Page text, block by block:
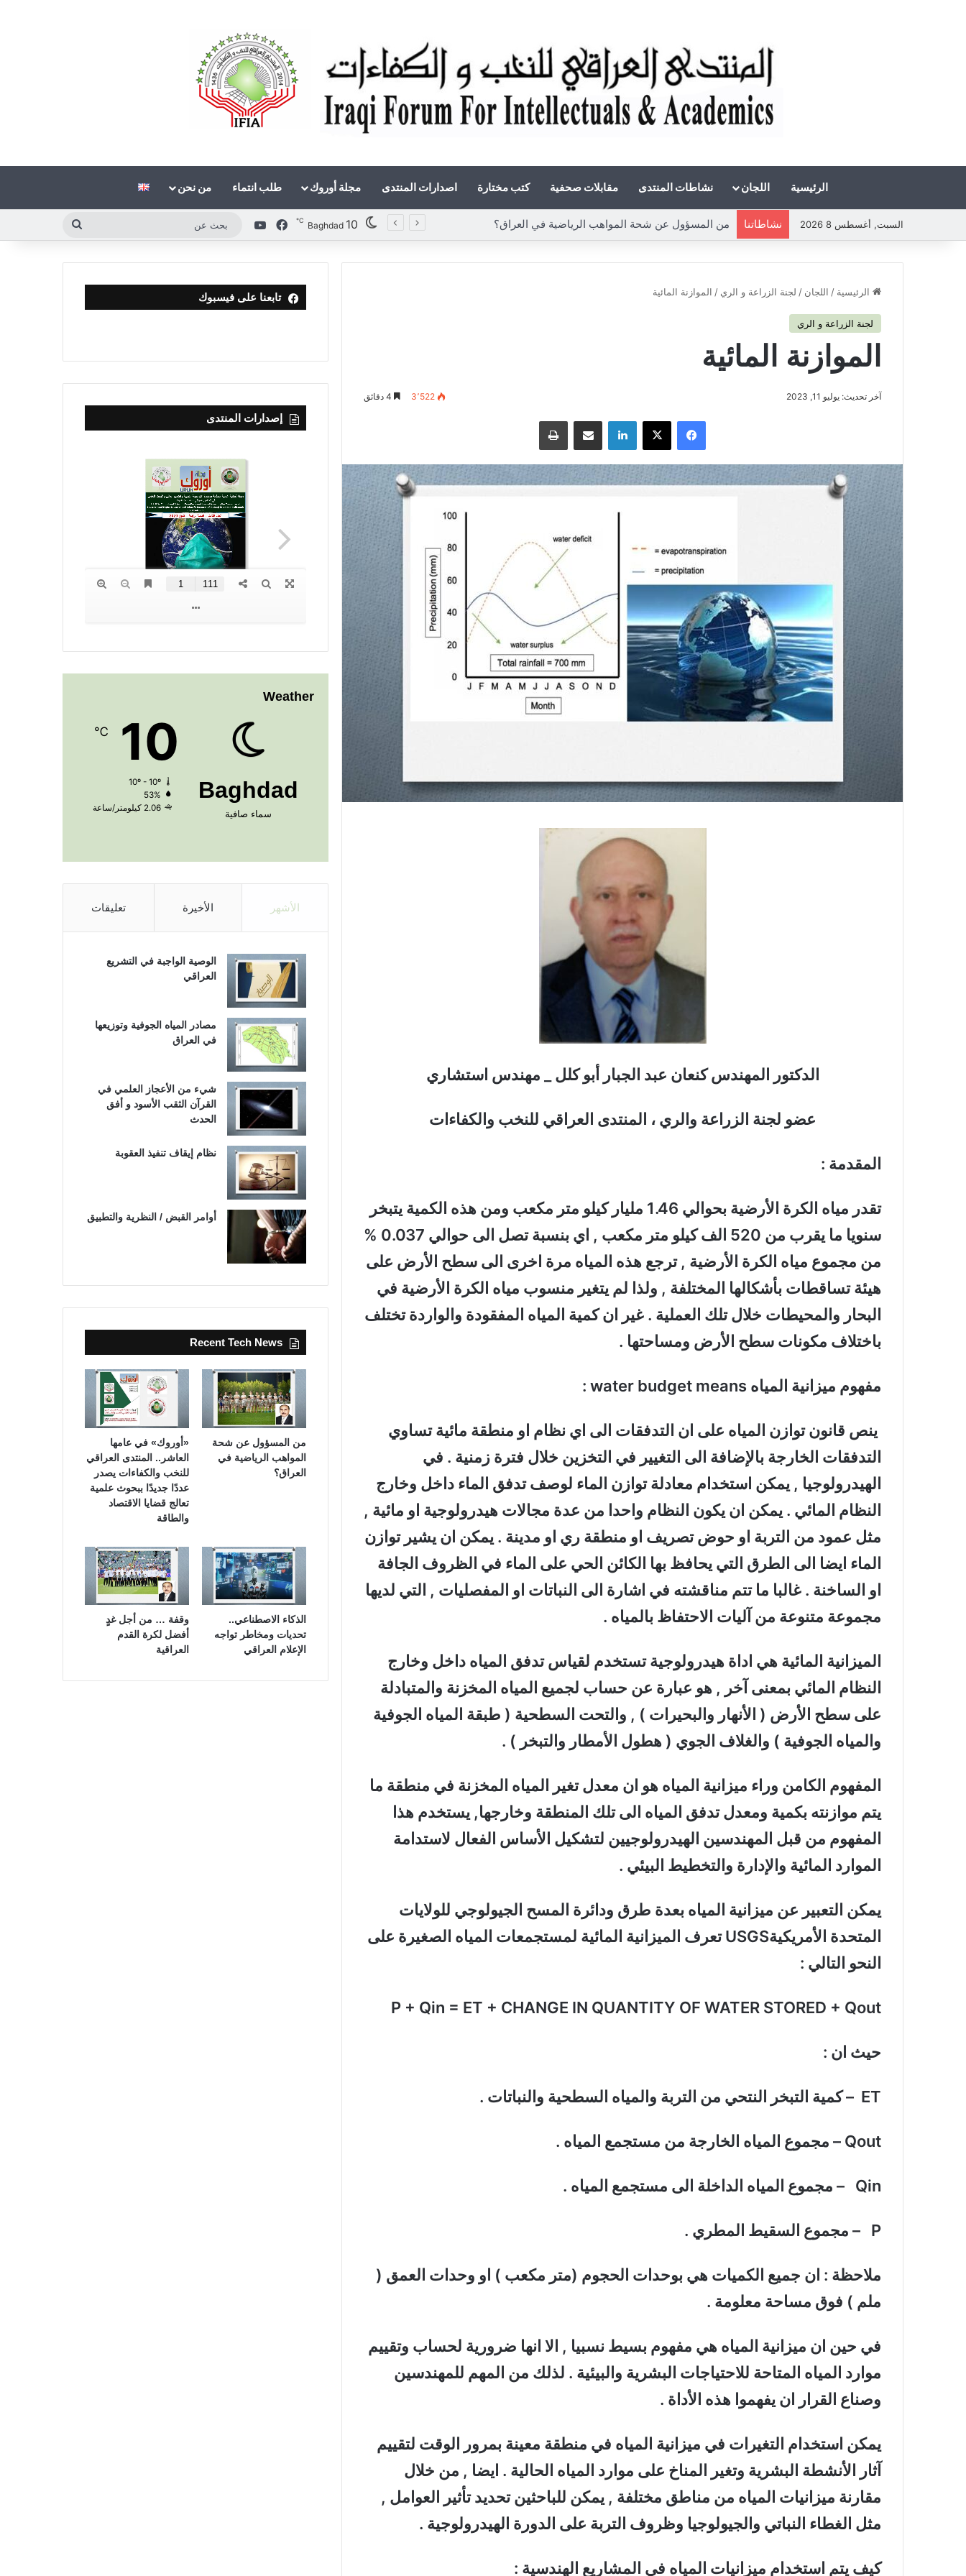
الرئيسية اللجان نشاطات المنتدى مقابلات صحفية كتب مختارة اصدارات المنتدى مجلة أوروك طلب انتماء من نحن
السبت, أغسطس 8 2026 نشاطاتنا من المسؤول عن شحة المواهب الرياضية في العراق؟ Baghdad 10
℃ فيسبوك‫YouTube
الرئيسية / اللجان / لجنة الزراعة و الري / الموازنة المائية
لجنة الزراعة و الري
الموازنة المائية
آخر تحديث: يوليو 11, 2023 3٬522
فيسبوك لينكدإن
الدكتور المهندس كنعان عبد الجبار أبو كلل _ مهندس استشاري
عضو لجنة الزراعة والري ، المنتدى العراقي للنخب والكفاءات
المقدمة :
تقدر مياه الكرة الأرضية بحوالي 1.46 مليار كيلو متر مكعب ومن هذه الكمية يتبخر
سنويا ما يقرب من 520 الف كيلو متر مكعب , اي بنسبة تصل الى حوالي 0.037 %
من مجموع مياه الكرة الأرضية , ترجع هذه المياه مرة اخرى الى سطح الأرض على
هيئة تساقطات بأشكالها المختلفة , ولذا لم يتغير منسوب مياه الكرة الأرضية في
البحار والمحيطات خلال تلك العملية . غير ان كمية المياه المفقودة والواردة تختلف
باختلاف مكونات سطح الأرض ومساحتها .
مفهوم ميزانية المياه water budget means
:
ينص قانون توازن المياه على ان التدفقات الى اي نظام او منطقة مائية تساوي
التدفقات الخارجة بالإضافة الى التغيير في التخزين خلال فترة زمنية . في
الهيدرولوجيا , يمكن استخدام معادلة توازن الماء لوصف تدفق الماء داخل وخارج
النظام المائي . يمكن ان يكون النظام واحدا من عدة مجالات هيدرولوجية او مائية ,
مثل عمود من التربة او حوض تصريف او منطقة ري او مدينة . يمكن ان يشير توازن
الماء ايضا الى الطرق التي يحافظ بها الكائن الحي على الماء في الظروف الجافة
او الساخنة . غالبا ما تتم مناقشته في اشارة الى النباتات او المفصليات , التي لديها
مجموعة متنوعة من آليات الاحتفاظ بالمياه .
الميزانية المائية هي اداة هيدرولوجية تستخدم لقياس تدفق المياه داخل وخارج
النظام المائي بمعنى آخر , هو عبارة عن حساب لجميع المياه المخزنة والمتبادلة
على سطح الأرض ( الأنهار والبحيرات ) , والتحت السطحية ( طبقة المياه الجوفية
والمياه الجوفية ) والغلاف الجوي ( هطول الأمطار والتبخر ) .
المفهوم الكامن وراء ميزانية المياه هو ان معدل تغير المياه المخزنة في منطقة ما
يتم موازنته بكمية ومعدل تدفق المياه الى تلك المنطقة وخارجها, يستخدم هذا
المفهوم من قبل المهندسين الهيدرولوجيين لتشكيل الأساس الفعال لاستدامة
الموارد المائية والإدارة والتخطيط البيئي .
يمكن التعبير عن ميزانية المياه بعدة طرق ودائرة المسح الجيولوجي للولايات
المتحدة الأمريكيةUSGSتعرف الميزانية المائية لمستجمعات المياه الصغيرة على
النحو التالي :
P + Qin = ET + CHANGE IN QUANTITY OF WATER STORED + Qout
حيث ان :
ET – كمية التبخر النتحي من التربة والمياه السطحية والنباتات .
Qout – مجموع المياه الخارجة من مستجمع المياه .
Qin – مجموع المياه الداخلة الى مستجمع المياه .
P – مجموع السقيط المطري .
ملاحظة : ان جميع الكميات هي بوحدات الحجوم (متر مكعب ) او وحدات العمق (
ملم ) فوق مساحة معلومة .
في حين ان ميزانية المياه هي مفهوم بسيط نسبيا , الا انها ضرورية لحساب وتقييم
موارد المياه المتاحة للاحتياجات البشرية والبيئية . لذلك من المهم للمهندسين
وصناع القرار ان يفهموا هذه الأداة .
يمكن استخدام التغيرات في ميزانية المياه في منطقة معينة بمرور الوقت لتقييم
آثار الأنشطة البشرية وتغير المناخ على موارد المياه الحالية . ايضا , من خلال
مقارنة ميزانيات المياه من مناطق مختلفة , يمكن للباحثين تحديد تأثير العوامل ,
مثل الغطاء النباتي والجيولوجيا وظروف التربة على الدورة الهيدرولوجية .
كيف يتم استخدام ميزانيات المياه في المشاريع الهندسية :
تابعنا على فيسبوك
إصدارات المنتدى
Weather
Baghdad
سماء صافية
10
℃
10º - 10º
53%
2.06 كيلومتر/ساعة
الأشهر الأخيرة تعليقات
الوصية الواجبة في التشريع
العراقي
مصادر المياه الجوفية وتوزيعها
في العراق
شيء من الأعجاز العلمي في
القرآن الثقب الأسود و أفق
الحدث
نظام إيقاف تنفيذ العقوبة
أوامر القبض / النظرية والتطبيق
Recent Tech News
من المسؤول عن شحة
المواهب الرياضية في
العراق؟
«أوروك» في عامها
العاشر.. المنتدى العراقي
للنخب والكفاءات يصدر
عددًا جديدًا ببحوث علمية
تعالج قضايا الاقتصاد
والطاقة
الذكاء الاصطناعي..
تحديات ومخاطر تواجه
الإعلام العراقي
وقفة … من أجل غدٍ
أفضل لكرة القدم
العراقية